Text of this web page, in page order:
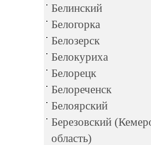
Белинский
Белогорка
Белозерск
Белокуриха
Белорецк
Белореченск
Белоярский
Березовский
область)